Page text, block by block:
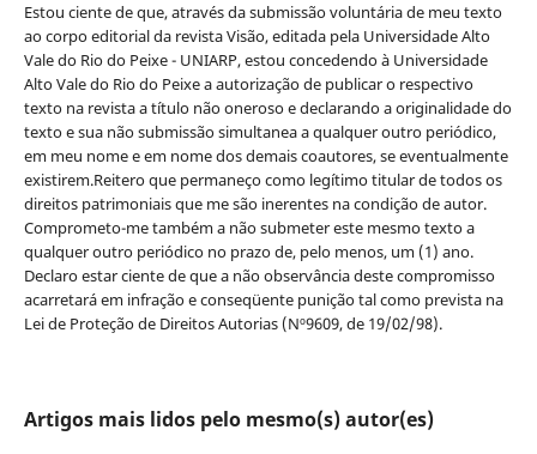
Estou ciente de que, através da submissão voluntária de meu texto
ao corpo editorial da revista Visão, editada pela Universidade Alto
Vale do Rio do Peixe - UNIARP, estou concedendo à Universidade
Alto Vale do Rio do Peixe a autorização de publicar o respectivo
texto na revista a título não oneroso e declarando a originalidade do
texto e sua não submissão simultanea a qualquer outro periódico,
em meu nome e em nome dos demais coautores, se eventualmente
existirem.Reitero que permaneço como legítimo titular de todos os
direitos patrimoniais que me são inerentes na condição de autor.
Comprometo-me também a não submeter este mesmo texto a
qualquer outro periódico no prazo de, pelo menos, um (1) ano.
Declaro estar ciente de que a não observância deste compromisso
acarretará em infração e conseqüente punição tal como prevista na
Lei de Proteção de Direitos Autorias (Nº9609, de 19/02/98).
Artigos mais lidos pelo mesmo(s) autor(es)